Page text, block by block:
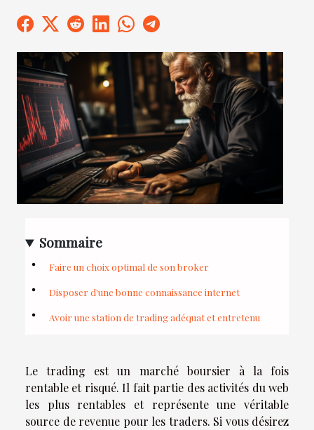
Sommaire
Faire un choix optimal de son broker
Disposer d'une bonne connaissance internet
Avoir une station de trading adéquat et entretenu
Le trading est un marché boursier à la fois
rentable et risqué. Il fait partie des activités du web
les plus rentables et représente une véritable
source de revenue pour les traders. Si vous désirez